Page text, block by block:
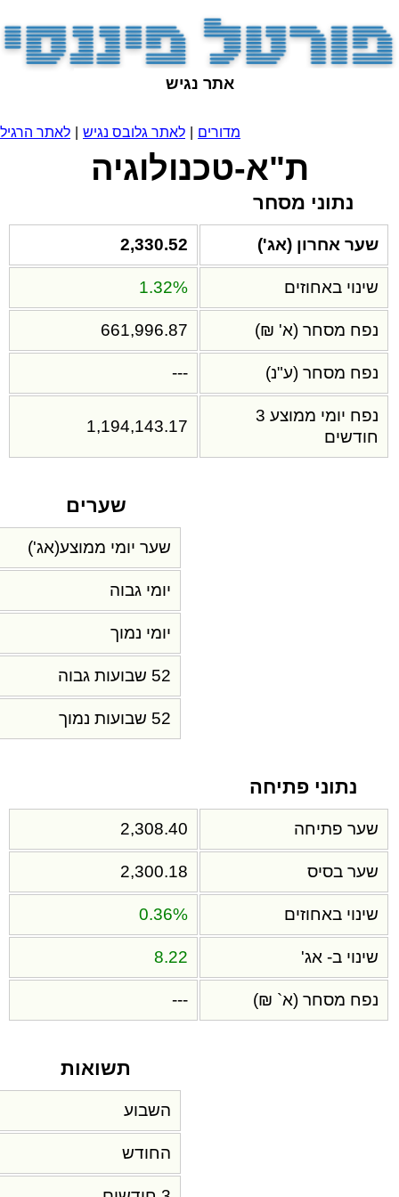
אתר נגיש
לאתר הרגיל לאתר גלובס נגיש מדורים
ת"א-טכנולוגיה
נתוני מסחר
שער אחרון (אג') 2,330.52
שינוי באחוזים 1.32%
נפח מסחר (א' ₪) 661,996.87
נפח מסחר (ע"נ) ---
נפח יומי ממוצע 3
חודשים
1,194,143.17
שערים
שער יומי ממוצע(אג')
יומי גבוה
יומי נמוך
52 שבועות גבוה
52 שבועות נמוך
נתוני פתיחה
שער פתיחה 2,308.40
שער בסיס 2,300.18
שינוי באחוזים 0.36%
שינוי ב- אג' 8.22
נפח מסחר (א` ₪) ---
תשואות
השבוע
החודש